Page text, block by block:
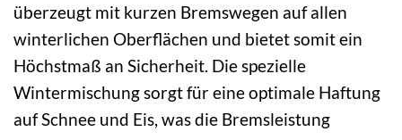
überzeugt mit kurzen Bremswegen auf allen
winterlichen Oberflächen und bietet somit ein
Höchstmaß an Sicherheit. Die spezielle
Wintermischung sorgt für eine optimale Haftung
auf Schnee und Eis, was die Bremsleistung